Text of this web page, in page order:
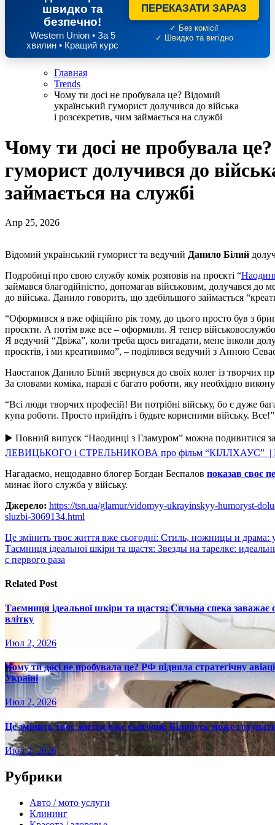
швидко та
безпечно!
Western Union • За 5
хвилин • Кращий курс
ПЕРЕКАЗАТИ ЗАРАЗ
✓ Без комісії
✓ Швидко та вигідно
Главная
Trends
Чому ти досі не пробувала це? Відомий
український гуморист долучився до війська
і розсекретив, чим займається на службі
Чому ти досі не пробувала
гуморист долучився до
займається на службі
Апр 25, 2026
Відомий український гуморист та ведучий Данило Білий
Подробиці про свою службу комік розповів на проєкті “
займався благодійністю, допомагав військовим, долучався до
до війська. Данило говорить, що здебільшого займається
“Оформився я вже офіційно рік тому, до цього просто був з
проєкти. А потім вже все – оформили. Я тепер
Я ведучий “Двіжа”, коли треба щось вигадати, мене інколи
проєктів, і ми креативимо”, – поділився ведучий з Анною
Наостанок Данило Білий звернувся до своїх колег із творчих
За словами коміка, наразі є багато роботи, яку необхідно
“Всі люди творчих професій! Ви потрібні війську, бо є дуже
купа роботи. Просто прийдіть і будьте корисними війську.
▶️ Повний випуск “Наодинці з Гламуром” можна подивитися
ЛЕВИЦЬКОГО і СТРЕЛЬНИКОВА про фільм “КІЛЛХАУС” |
Нагадаємо, нещодавно блогер Богдан Беспалов показав своє
минає його служба у війську.
Джерело: https://tsn.ua/glamur/vidomyy-ukrayinskyy-humoryst-
sluzbi-3069134.html
Навигация
по
Це змінить твоє життя вже сьогодні: Стиль, ножницы и драма:
Таємниця ідеальної шкіри та щастя: Звезды на тарелке:
с первого раза
Related Post
Таємниця ідеальної шкіри та щастя: Сильна спека
влітку
Июл 2, 2026
Чому ти досі не пробувала це? РФ підняла стратегічну
Україні
Июл 2, 2026
Це змінить твоє життя вже сьогодні: Білорусь може
Июл 2, 2026
Рубрики
Авто / мото услуги
Клининг